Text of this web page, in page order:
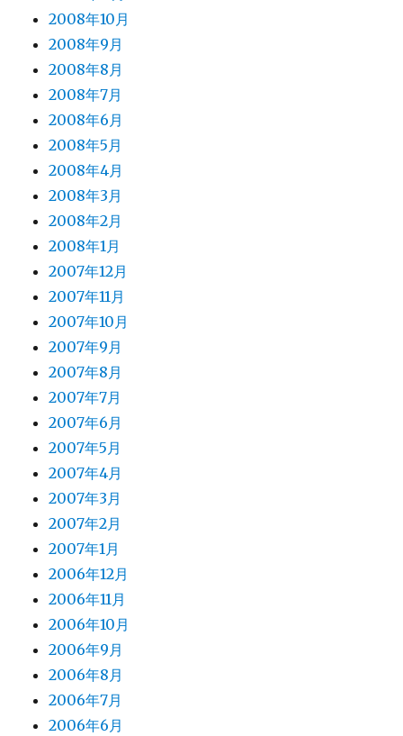
2008年10月
2008年9月
2008年8月
2008年7月
2008年6月
2008年5月
2008年4月
2008年3月
2008年2月
2008年1月
2007年12月
2007年11月
2007年10月
2007年9月
2007年8月
2007年7月
2007年6月
2007年5月
2007年4月
2007年3月
2007年2月
2007年1月
2006年12月
2006年11月
2006年10月
2006年9月
2006年8月
2006年7月
2006年6月